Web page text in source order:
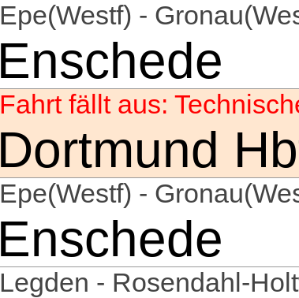
Epe(Westf) -
Enschede
Fahrt fällt aus:
Dortmund
Epe(Westf) -
Enschede
Legden - Rosendahl-